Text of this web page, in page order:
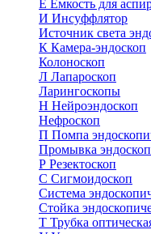
Е Емкость для
И Инсуффлятор
Источник света
К Камера-эндоскоп
Колоноскоп
Л Лапароскоп
Ларингоскопы
Н Нейроэндоскоп
Нефроскоп
П Помпа
Промывка
Р Резектоскоп
С Сигмоидоскоп
Система
Стойка
Т Трубка